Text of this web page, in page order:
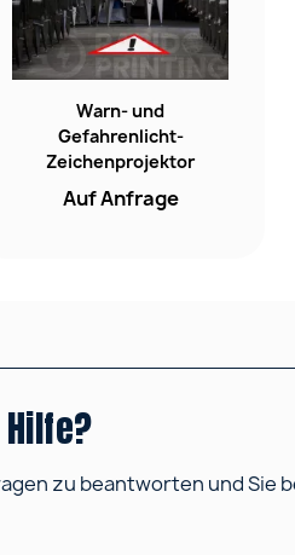
Warn- und
Gefahrenlicht-
Zeichenprojektor
Auf Anfrage
zu beantworten und Sie